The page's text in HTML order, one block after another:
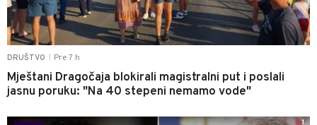
DRUŠTVO Pre 7 h
Mještani Dragočaja blokirali magistralni put i poslali
jasnu poruku: "Na 40 stepeni nemamo vode"
1